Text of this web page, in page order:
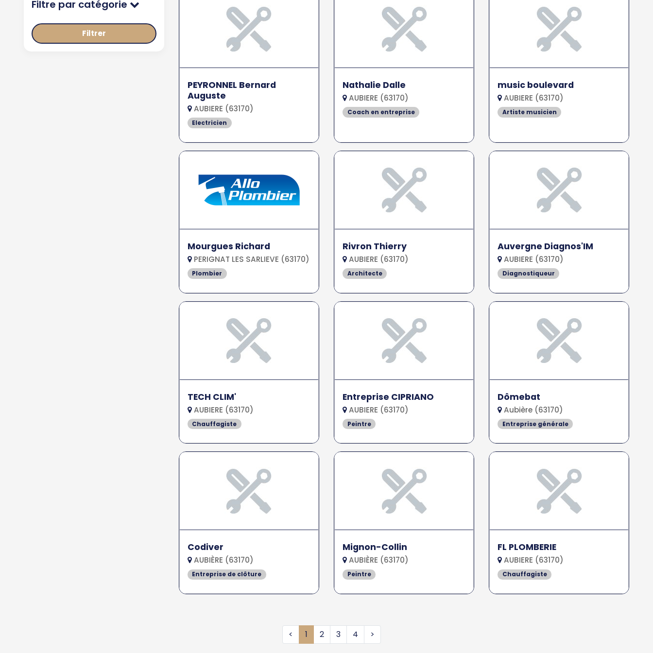
Filtre par catégorie
Filtrer
PEYRONNEL Bernard
Auguste
AUBIERE (63170)
Electricien
Nathalie Dalle
AUBIERE (63170)
Coach en entreprise
music boulevard
AUBIERE (63170)
Artiste musicien
Mourgues Richard
PERIGNAT LES SARLIEVE (63170)
Plombier
Rivron Thierry
AUBIERE (63170)
Architecte
Auvergne Diagnos'IM
AUBIERE (63170)
Diagnostiqueur
TECH CLIM'
AUBIERE (63170)
Chauffagiste
Entreprise CIPRIANO
AUBIERE (63170)
Peintre
Dômebat
Aubière (63170)
Entreprise générale
Codiver
AUBIÈRE (63170)
Entreprise de clôture
Mignon-Collin
AUBIÈRE (63170)
Peintre
FL PLOMBERIE
AUBIERE (63170)
Chauffagiste
< 1 2 3 4 >